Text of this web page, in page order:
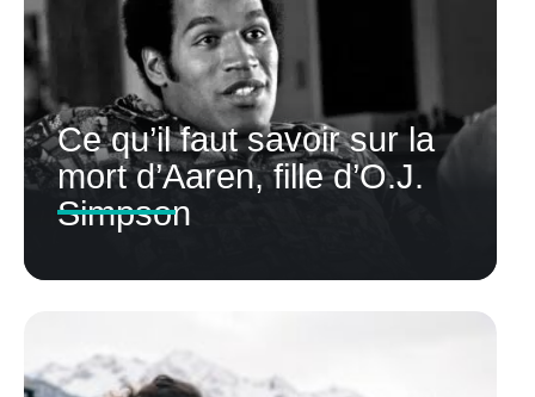
Ce qu’il faut savoir sur la
mort d’Aaren, fille d’O.J.
Simpson